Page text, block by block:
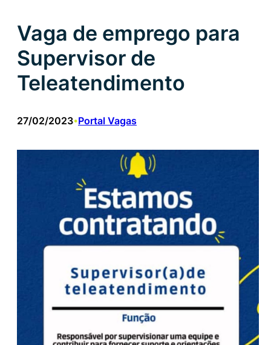
Vaga de emprego para
Supervisor de
Teleatendimento
27/02/2023•Portal Vagas